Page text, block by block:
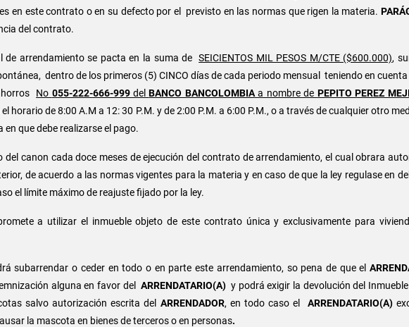
en este contrato o en su defecto por el previsto en las normas que rigen la materia.
del contrato.
de arrendamiento se pacta en la suma deSEICIENTOS MIL PESOS M/CTE ($600.000),
dentro de los primeros (5) CINCO días de cada periodo mensual teniendo en
No 055-222-666-999delBANCO BANCOLOMBIAa nombre de PEPITO PEREZ
el horario de 8:00 A.M a 12: 30 P.M. y de 2:00 P.M. a 6:00 P.M., o a través de cualquier otro
que debe realizarse el pago.
canon cada doce meses de ejecución del contrato de arrendamiento, el cual obrara
de acuerdo a las normas vigentes para la materia y en caso de que la ley regulase en
el límite máximo de reajuste fijado por la ley.
a utilizar el inmueble objeto de este contrato única y exclusivamente para
subarrendar o ceder en todo o en parte este arrendamiento, so pena de que el
alguna en favor del ARRENDATARIO(A)y podrá exigir la devolución del
salvo autorización escrita del ARRENDADOR, en todo caso el ARRENDATARIO(A)
la mascota en bienes de terceros o en personas.